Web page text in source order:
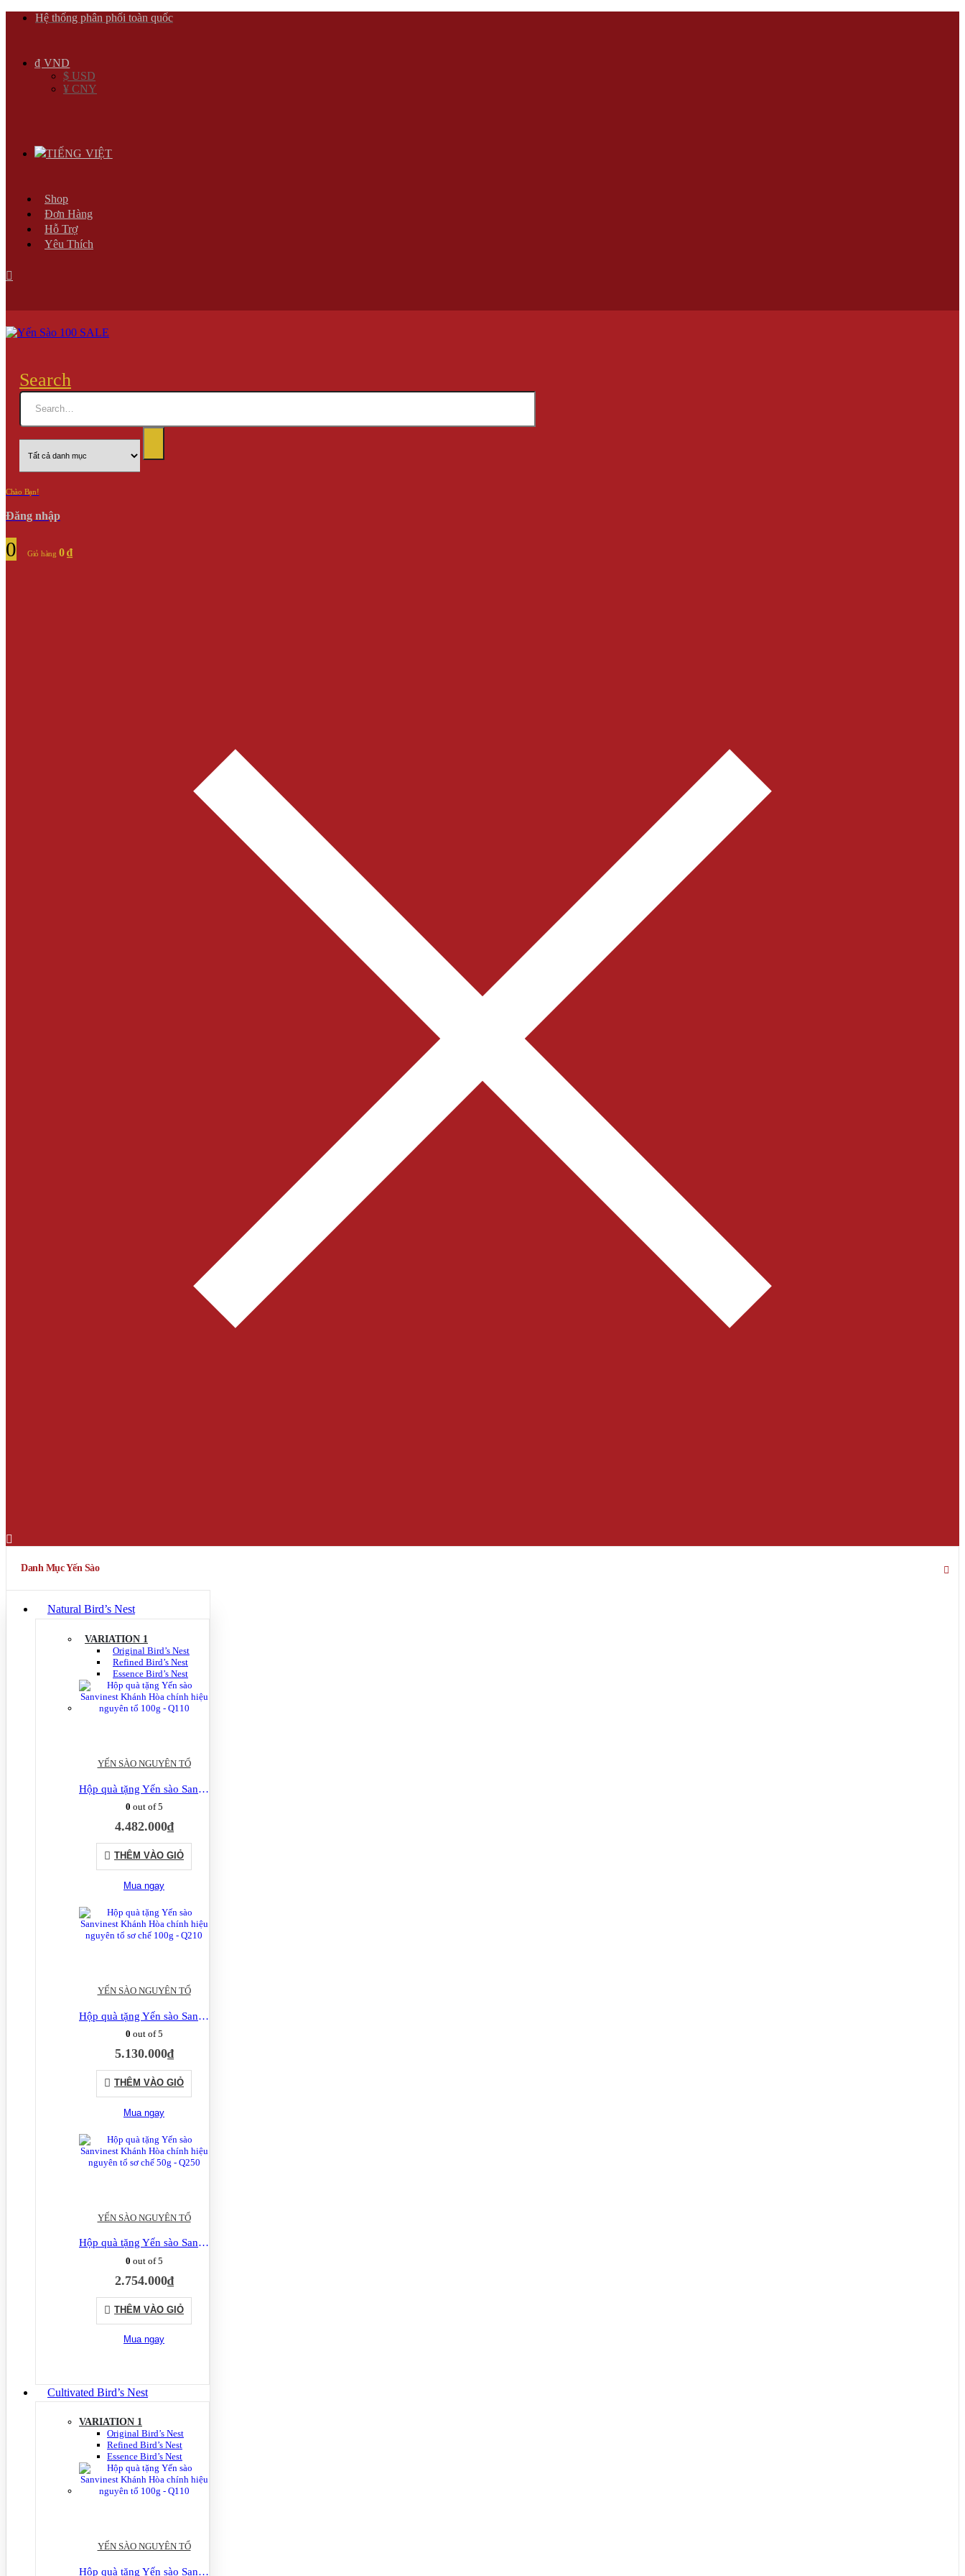
Hệ thống phân phối toàn quốc
₫ VND
$ USD
¥ CNY
TIẾNG VIỆT
Shop
Đơn Hàng
Hỗ Trợ
Yêu Thích
Search
Chào Bạn!
Đăng nhập
0 Giỏ hàng 0₫
Danh Mục Yến Sào
Natural Bird’s Nest
VARIATION 1
Original Bird’s Nest
Refined Bird’s Nest
Essence Bird’s Nest
YẾN SÀO NGUYÊN TỔ
Hộp quà tặng Yến sào Sanvinest Khánh Hòa chính hiệu nguyên tổ 100g – Q110
0 out of 5
4.482.000₫
THÊM VÀO GIỎ
Mua ngay
YẾN SÀO NGUYÊN TỔ
Hộp quà tặng Yến sào Sanvinest Khánh Hòa chính hiệu nguyên tổ sơ chế 100g – Q210
0 out of 5
5.130.000₫
THÊM VÀO GIỎ
Mua ngay
YẾN SÀO NGUYÊN TỔ
Hộp quà tặng Yến sào Sanvinest Khánh Hòa chính hiệu nguyên tổ sơ chế 50g – Q250
0 out of 5
2.754.000₫
THÊM VÀO GIỎ
Mua ngay
Cultivated Bird’s Nest
VARIATION 1
Original Bird’s Nest
Refined Bird’s Nest
Essence Bird’s Nest
YẾN SÀO NGUYÊN TỔ
Hộp quà tặng Yến sào Sanvinest Khánh Hòa chính hiệu nguyên tổ 100g – Q110